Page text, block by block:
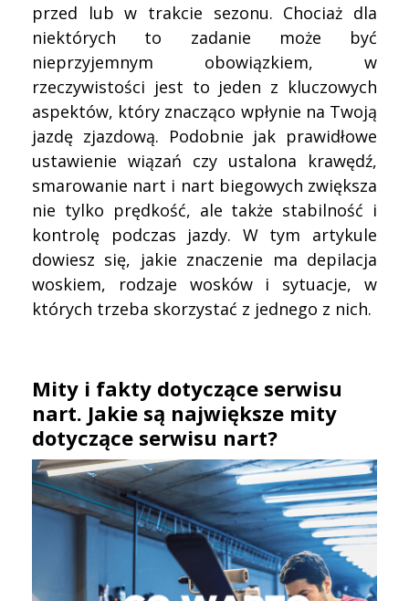
przed lub w trakcie sezonu. Chociaż dla
niektórych to zadanie może być
nieprzyjemnym obowiązkiem, w
rzeczywistości jest to jeden z kluczowych
aspektów, który znacząco wpłynie na Twoją
jazdę zjazdową. Podobnie jak prawidłowe
ustawienie wiązań czy ustalona krawędź,
smarowanie nart i nart biegowych zwiększa
nie tylko prędkość, ale także stabilność i
kontrolę podczas jazdy. W tym artykule
dowiesz się, jakie znaczenie ma depilacja
woskiem, rodzaje wosków i sytuacje, w
których trzeba skorzystać z jednego z nich.
Mity i fakty dotyczące serwisu
nart. Jakie są największe mity
dotyczące serwisu nart?